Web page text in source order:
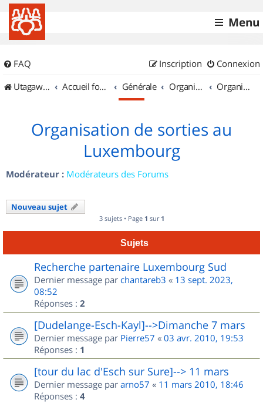
Menu
FAQ Connexion
Inscription
UtagawaVTT (Randos VTT et VTTAE avec traces GPS)
Accueil forum Générale Organisation de sorties & Recherche de partenaires Organisation de sorties au Luxembourg
Organisation de sorties au
Luxembourg
Modérateur : Modérateurs des Forums
Nouveau sujet
3 sujets • Page 1 sur 1
Sujets
Recherche partenaire Luxembourg Sud
Dernier message par chantareb3 « 13 sept. 2023,
08:52
Réponses : 2
[Dudelange-Esch-Kayl]-->Dimanche 7 mars
Dernier message par Pierre57 « 03 avr. 2010, 19:53
Réponses : 1
[tour du lac d'Esch sur Sure]--> 11 mars
Dernier message par arno57 « 11 mars 2010, 18:46
Réponses : 4